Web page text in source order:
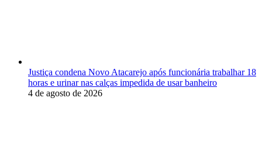
Justiça condena Novo Atacarejo após funcionária trabalhar 18
horas e urinar nas calças impedida de usar banheiro
4 de agosto de 2026